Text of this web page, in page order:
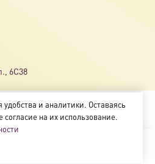
6С38
«ikonaspas.ru»
и аналитики. Оставаясь
на их использование.